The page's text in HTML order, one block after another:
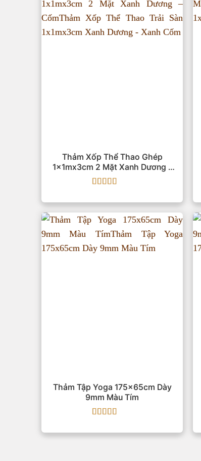
Thảm Xốp Thể Thao Ghép
1x1mx3cm 2 Mặt Xanh Dương –
Cốm
hạng55 sao
Thảm Tập Yoga 175x65cm Dày
9mm Màu Tím
hạng55 sao